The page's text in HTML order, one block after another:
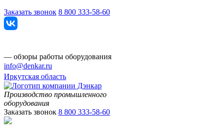
Заказать звонок 8 800 333-58-60
— обзоры работы оборудования
info@denkar.ru
Иркутская область
Производство промышленного
оборудования
Заказать звонок 8 800 333-58-60